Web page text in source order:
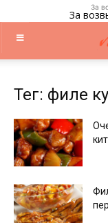
За
За
Тег: филе